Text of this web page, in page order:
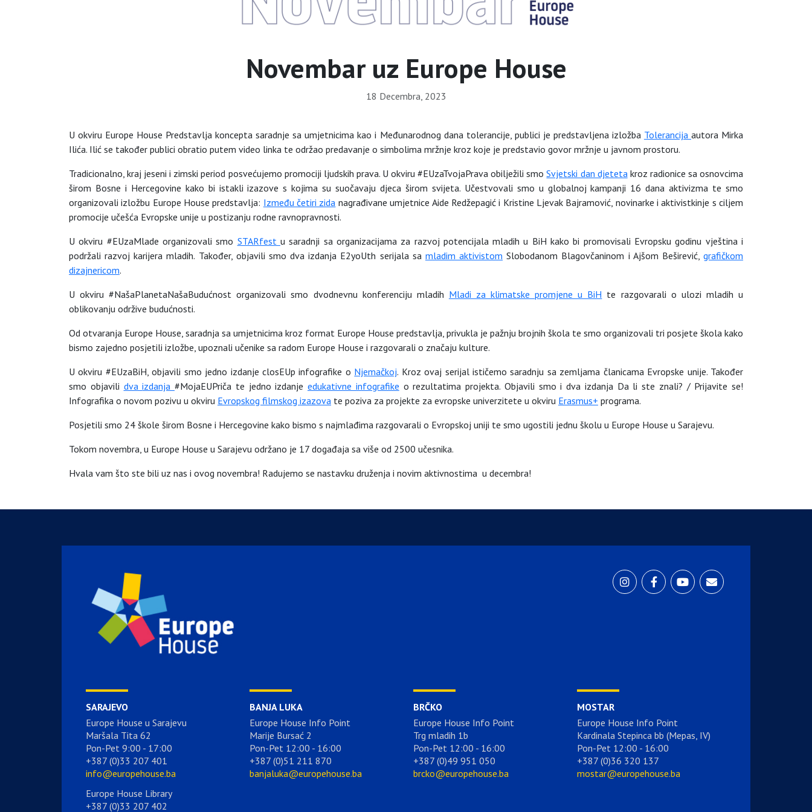
Novembar uz Europe House
18 Decembra, 2023
U okviru Europe House Predstavlja koncepta saradnje sa umjetnicima kao i Međunarodnog dana tolerancije, publici je predstavljena izložba Tolerancija autora Mirka
Ilića. Ilić se također publici obratio putem video linka te održao predavanje o simbolima mržnje kroz koje je predstavio govor mržnje u javnom prostoru.
Tradicionalno, kraj jeseni i zimski period posvećujemo promociji ljudskih prava. U okviru #EUzaTvojaPrava obilježili smoSvjetski dan djetetakroz radionice sa osnovcima
širom Bosne i Hercegovine kako bi istakli izazove s kojima su suočavaju djeca širom svijeta. Učestvovali smo u globalnoj kampanji 16 dana aktivizma te smo
organizovali izložbu Europe House predstavlja: Između četiri zida nagrađivane umjetnice Aide Redžepagić i Kristine Ljevak Bajramović, novinarke i aktivistkinje s ciljem
promocije učešća Evropske unije u postizanju rodne ravnopravnosti.
U okviru #EUzaMlade organizovali smo STARfest u saradnji sa organizacijama za razvoj potencijala mladih u BiH kako bi promovisali Evropsku godinu vještina i
podržali razvoj karijera mladih. Također, objavili smo dva izdanja E2yoUth serijala sa mladim aktivistom Slobodanom Blagovčaninom i Ajšom Beširević,grafičkom
dizajnericom.
U okviru #NašaPlanetaNašaBudućnost organizovali smo dvodnevnu konferenciju mladih Mladi za klimatske promjene u BiH te razgovarali o ulozi mladih u
oblikovanju održive budućnosti.
Od otvaranja Europe House, saradnja sa umjetnicima kroz format Europe House predstavlja, privukla je pažnju brojnih škola te smo organizovali tri posjete škola kako
bismo zajedno posjetili izložbe, upoznali učenike sa radom Europe House i razgovarali o značaju kulture.
U okviru #EUzaBiH, objavili smo jedno izdanje closEUp infografike o Njemačkoj. Kroz ovaj serijal ističemo saradnju sa zemljama članicama Evropske unije. Također
smo objavili dvaizdanja #MojaEUPriča te jedno izdanje edukativne infografike o rezultatima projekta. Objavili smo i dva izdanja Da li ste znali? / Prijavite se!
Infografika o novom pozivu u okviru Evropskog filmskog izazova te poziva za projekte za evropske univerzitete u okviru Erasmus+ programa.
Posjetili smo 24 škole širom Bosne i Hercegovine kako bismo s najmlađima razgovarali o Evropskoj uniji te smo ugostili jednu školu u Europe House u Sarajevu.
Tokom novembra, u Europe House u Sarajevu održano je 17 događaja sa više od 2500 učesnika.
Hvala vam što ste bili uz nas i ovog novembra! Radujemo se nastavku druženja i novim aktivnostima u decembra!
SARAJEVO
Europe House u Sarajevu
Maršala Tita 62
Pon-Pet 9:00 - 17:00
+387 (0)33 207 401
info@europehouse.ba
Europe House Library
+387 (0)33 207 402
BANJA LUKA
Europe House Info Point
Marije Bursać 2
Pon-Pet 12:00 - 16:00
+387 (0)51 211 870
banjaluka@europehouse.ba
BRČKO
Europe House Info Point
Trg mladih 1b
Pon-Pet 12:00 - 16:00
+387 (0)49 951 050
brcko@europehouse.ba
MOSTAR
Europe House Info Point
Kardinala Stepinca bb (Mepas, IV)
Pon-Pet 12:00 - 16:00
+387 (0)36 320 137
mostar@europehouse.ba